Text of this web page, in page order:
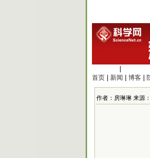
首页
新闻 博客
作者：房琳琳 来源：